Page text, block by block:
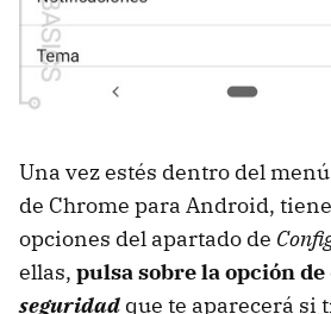
Una vez estés dentro del
de Chrome para Android,
opciones del apartado de
ellas, pulsa sobre la opción de
seguridad que te aparecerá si